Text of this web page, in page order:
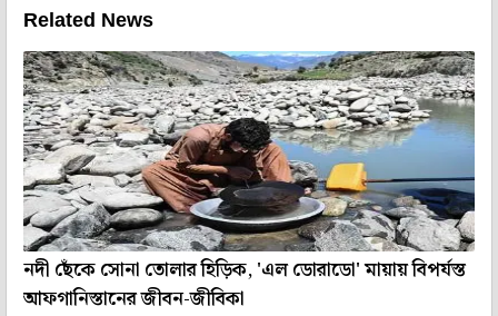
Related News
নদী ছেঁকে সোনা তোলার হিড়িক, 'এল ডোরাডো' মায়ায় বিপর্যস্ত
আফগানিস্তানের জীবন-জীবিকা